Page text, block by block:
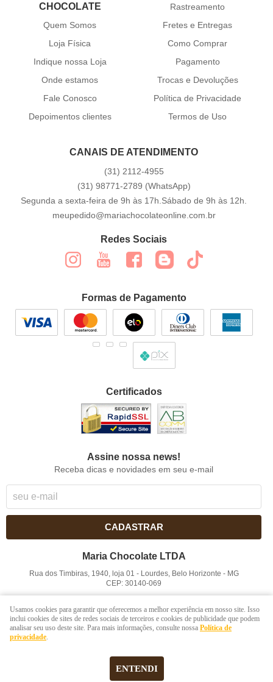
CHOCOLATE
Quem Somos
Loja Física
Indique nossa Loja
Onde estamos
Fale Conosco
Depoimentos clientes
Rastreamento
Fretes e Entregas
Como Comprar
Pagamento
Trocas e Devoluções
Política de Privacidade
Termos de Uso
CANAIS DE ATENDIMENTO
(31) 2112-4955
(31) 98771-2789 (WhatsApp)
Segunda a sexta-feira de 9h às 17h.Sábado de 9h às 12h.
meupedido@mariachocolateonline.com.br
Redes Sociais
Formas de Pagamento
Certificados
Assine nossa news!
Receba dicas e novidades em seu e-mail
CADASTRAR
Maria Chocolate LTDA
Rua dos Timbiras, 1940, loja 01 - Lourdes, Belo Horizonte - MG
CEP: 30140-069
LOJA VIRTUAL CRIADA POR
Usamos cookies para garantir que oferecemos a melhor experiência em nosso site. Isso
inclui cookies de sites de redes sociais de terceiros e cookies de publicidade que podem
analisar seu uso deste site. Para mais informações, consulte nossa Política de
privacidade.
ENTENDI